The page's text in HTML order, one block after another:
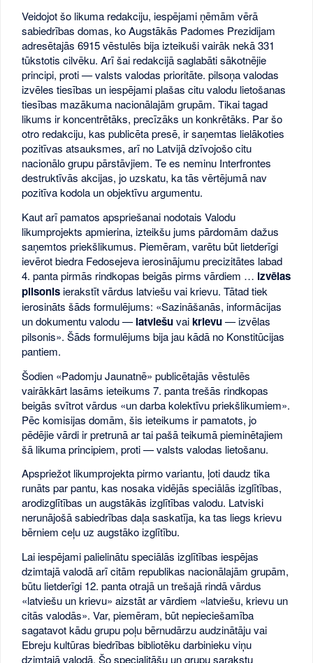
Veidojot šo likuma redakciju, iespējami ņēmām vērā
sabiedrības domas, ko Augstākās Padomes Prezidijam
adresētajās 6915 vēstulēs bija izteikuši vairāk nekā 331
tūkstotis cilvēku. Arī šai redakcijā saglabāti sākotnējie
principi, proti — valsts valodas prioritāte. pilsoņa valodas
izvēles tiesības un iespējami plašas citu valodu lietošanas
tiesības mazākuma nacionālajām grupām. Tikai tagad
likums ir koncentrētāks, precīzāks un konkrētāks. Par šo
otro redakciju, kas publicēta presē, ir saņemtas lielākoties
pozitīvas atsauksmes, arī no Latvijā dzīvojošo citu
nacionālo grupu pārstāvjiem. Te es neminu Interfrontes
destruktīvās akcijas, jo uzskatu, ka tās vērtējumā nav
pozitīva kodola un objektīvu argumentu.
Kaut arī pamatos apspriešanai nodotais Valodu
likumprojekts apmierina, izteikšu jums pārdomām dažus
saņemtos priekšlikumus. Piemēram, varētu būt lietderīgi
ievērot biedra Fedosejeva ierosinājumu precizitātes labad
4. panta pirmās rindkopas beigās pirms vārdiem … izvēlas
pilsonis ierakstīt vārdus latviešu vai krievu. Tātad tiek
ierosināts šāds formulējums: «Sazināšanās, informācijas
un dokumentu valodu —latviešuvaikrievu— izvēlas
pilsonis». Šāds formulējums bija jau kādā no Konstitūcijas
pantiem.
Šodien «Padomju Jaunatnē» publicētajās vēstulēs
vairākkārt lasāms ieteikums 7. panta trešās rindkopas
beigās svītrot vārdus «un darba kolektīvu priekšlikumiem».
Pēc komisijas domām, šis ieteikums ir pamatots, jo
pēdējie vārdi ir pretrunā ar tai pašā teikumā pieminētajiem
šā likuma principiem, proti — valsts valodas lietošanu.
Apspriežot likumprojekta pirmo variantu, ļoti daudz tika
runāts par pantu, kas nosaka vidējās speciālās izglītības,
arodizglītības un augstākās izglītības valodu. Latviski
nerunājošā sabiedrības daļa saskatīja, ka tas liegs krievu
bērniem ceļu uz augstāko izglītību.
Lai iespējami palielinātu speciālās izglītības iespējas
dzimtajā valodā arī citām republikas nacionālajām grupām,
būtu lietderīgi 12. panta otrajā un trešajā rindā vārdus
«latviešu un krievu» aizstāt ar vārdiem «latviešu, krievu un
citās valodās». Var, piemēram, būt nepieciešamība
sagatavot kādu grupu poļu bērnudārzu audzinātāju vai
Ebreju kultūras biedrības bibliotēku darbinieku viņu
dzimtajā valodā. Šo specialitāšu un grupu sarakstu